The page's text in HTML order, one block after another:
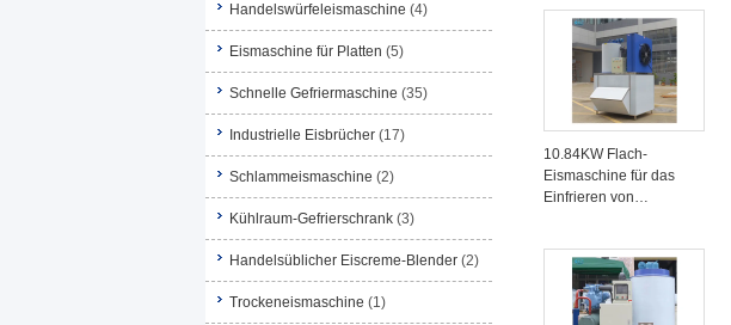
Handelswürfeleismaschine (4)
Eismaschine für Platten (5)
Schnelle Gefriermaschine (35)
Industrielle Eisbrücher (17)
Schlammeismaschine (2)
Kühlraum-Gefrierschrank (3)
Handelsüblicher Eiscreme-Blender (2)
Trockeneismaschine (1)
10.84KW Flach-
Eismaschine für das
Einfrieren von